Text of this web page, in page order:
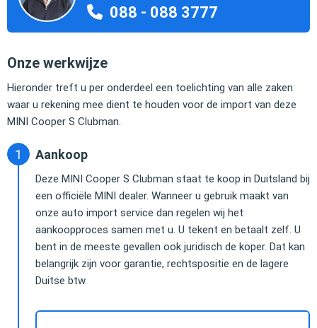
088 - 088 3777
Onze werkwijze
Hieronder treft u per onderdeel een toelichting van alle zaken
waar u rekening mee dient te houden voor de import van deze
MINI Cooper S Clubman.
Aankoop
Deze MINI Cooper S Clubman staat te koop in Duitsland bij
een officiële MINI dealer. Wanneer u gebruik maakt van
onze auto import service dan regelen wij het
aankoopproces samen met u. U tekent en betaalt zelf. U
bent in de meeste gevallen ook juridisch de koper. Dat kan
belangrijk zijn voor garantie, rechtspositie en de lagere
Duitse btw.